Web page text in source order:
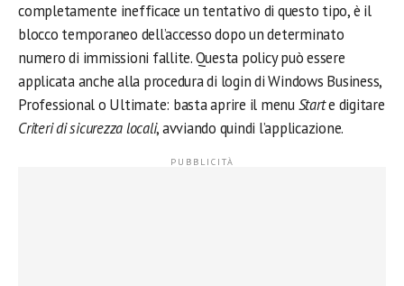
completamente inefficace un tentativo di questo tipo, è il
blocco temporaneo dell’accesso dopo un determinato
numero di immissioni fallite. Questa policy può essere
applicata anche alla procedura di login di Windows Business,
Professional o Ultimate: basta aprire il menuStarte digitare
Criteri di sicurezza locali, avviando quindi l’applicazione.